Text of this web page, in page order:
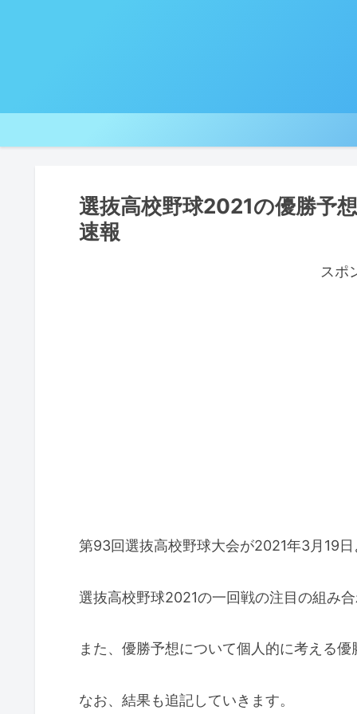
選抜高校野球2021の優勝予
速報
スポ
第93回選抜高校野球大会が2021年3月19
選抜高校野球2021の一回戦の注目の組み
また、優勝予想について個人的に考える
なお、結果も追記していきます。